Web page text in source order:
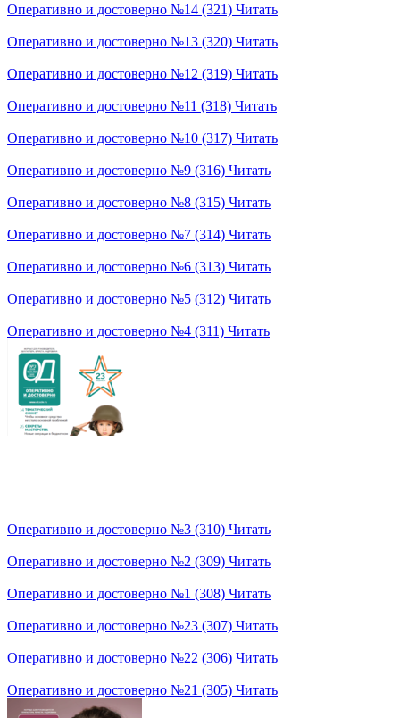
Оперативно и достоверно №14 (321) Читать
Оперативно и достоверно №13 (320) Читать
Оперативно и достоверно №12 (319) Читать
Оперативно и достоверно №11 (318) Читать
Оперативно и достоверно №10 (317) Читать
Оперативно и достоверно №9 (316) Читать
Оперативно и достоверно №8 (315) Читать
Оперативно и достоверно №7 (314) Читать
Оперативно и достоверно №6 (313) Читать
Оперативно и достоверно №5 (312) Читать
Оперативно и достоверно №4 (311) Читать
Оперативно и достоверно №3 (310) Читать
Оперативно и достоверно №2 (309) Читать
Оперативно и достоверно №1 (308) Читать
Оперативно и достоверно №23 (307) Читать
Оперативно и достоверно №22 (306) Читать
Оперативно и достоверно №21 (305) Читать